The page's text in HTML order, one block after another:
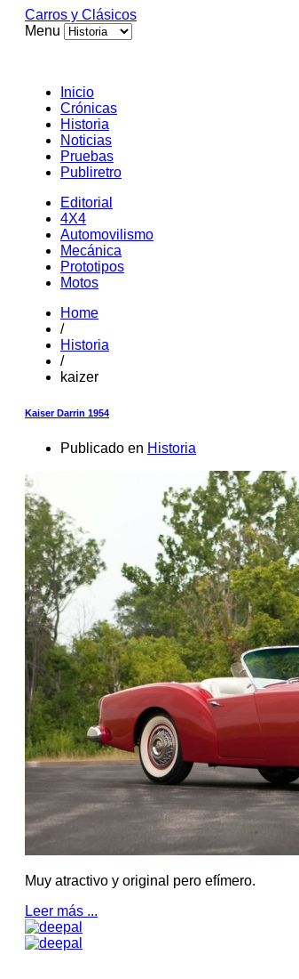
Carros y Clásicos
Menu
Inicio
Crónicas
Historia
Noticias
Pruebas
Publiretro
Editorial
4X4
Automovilismo
Mecánica
Prototipos
Motos
Home
/
Historia
/
kaizer
Kaiser Darrin 1954
Publicado en Historia
Muy atractivo y original pero efímero.
Leer más ...